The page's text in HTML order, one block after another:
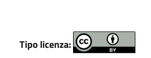
Tipo licenza: